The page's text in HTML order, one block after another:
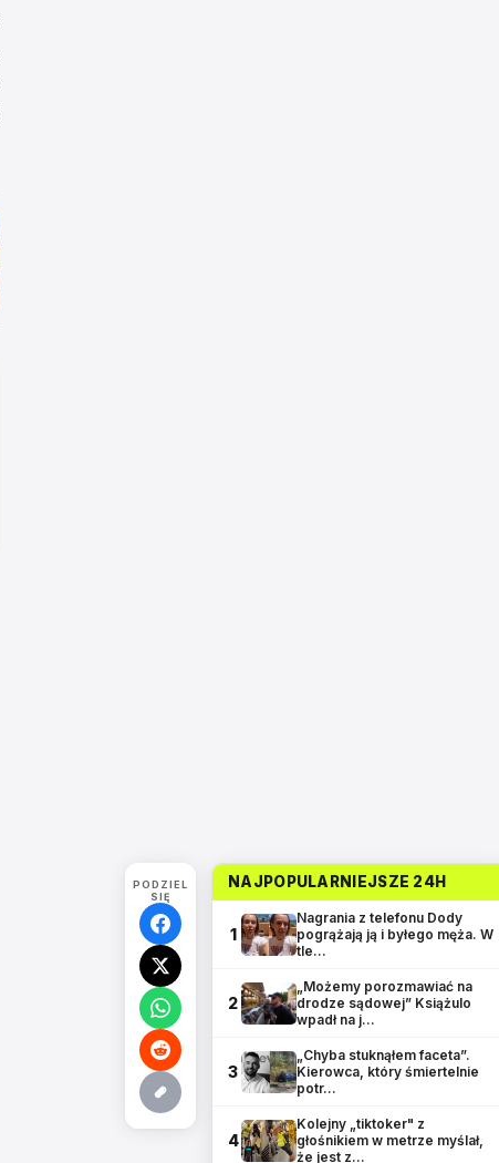
PODZIEL
SIĘ
NAJPOPULARNIEJSZE 24H
1
Nagrania z telefonu Dody
pogrążają ją i byłego męża. W
tle…
2
„Możemy porozmawiać na
drodze sądowej” Książulo
wpadł na j…
3
„Chyba stuknąłem faceta”.
Kierowca, który śmiertelnie
potr…
4
Kolejny „tiktoker" z
głośnikiem w metrze myślał,
że jest z…